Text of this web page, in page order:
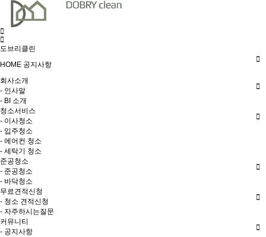
도브리클린
HOME 공지사항
회사소개
- 인사말
- BI 소개
청소서비스
- 이사청소
- 입주청소
- 에어컨 청소
- 세탁기 청소
준공청소
- 준공청소
- 바닥청소
무료견적신청
- 청소 견적신청
- 자주하시는질문
커뮤니티
- 공지사항